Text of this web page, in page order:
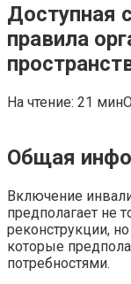
Доступная
правила
На чтение: 21 мин
Общая
Включение
предполагает не
реконструкции,
которые
потребностями.